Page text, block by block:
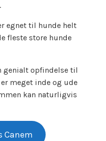
egnet til hunde helt
fleste store hunde
genialt opfindelse til
meget inde og ude
kan naturligvis
Canem